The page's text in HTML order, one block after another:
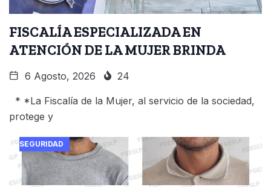
FISCALÍA ESPECIALIZADA EN
ATENCIÓN DE LA MUJER BRINDA
6 Agosto, 2026 24
* *La Fiscalía de la Mujer, al servicio de la sociedad,
protege y
SEGURIDAD